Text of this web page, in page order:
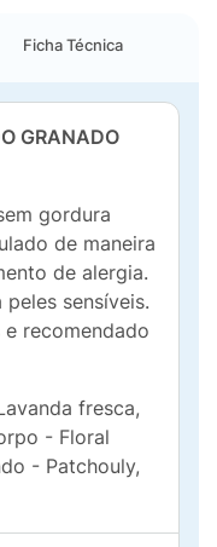
Ficha Técnica
GRANADO
gordura
de maneira
de alergia.
sensíveis.
recomendado
fresca,
- Floral
- Patchouly,